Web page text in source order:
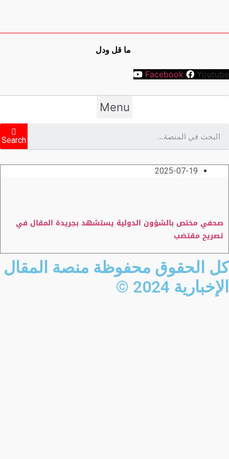
ما قل ودل
Facebook Youtube
Menu
Search
2025-07-19
صحفي مختص بالشؤون الدولية يستشهد بجريدة المقال في
تصريح مقتضب
كل الحقوق محفوظة منصة المقال
الإخبارية 2024 ©